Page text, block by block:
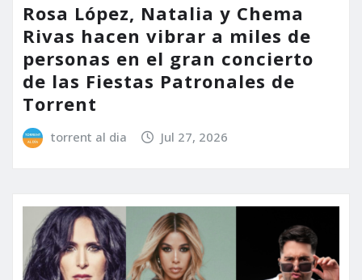
Rosa López, Natalia y Chema
Rivas hacen vibrar a miles de
personas en el gran concierto
de las Fiestas Patronales de
Torrent
torrent al dia Jul 27, 2026